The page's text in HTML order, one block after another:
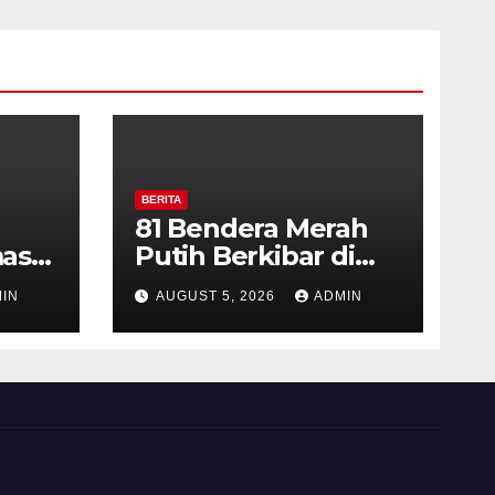
BERITA
81 Bendera Merah
Putih Berkibar di
MIN 3 Semarang,
Bhabinkamtibmas
Desa Timpik Hadiri
AUGUST 5, 2026 ADMIN